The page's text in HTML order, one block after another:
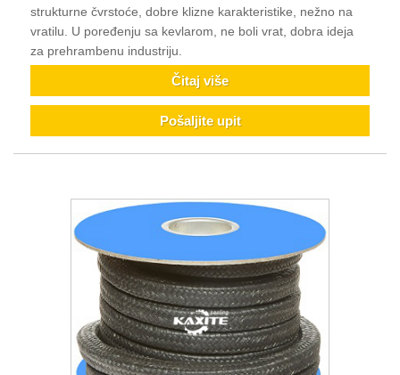
strukturne čvrstoće, dobre klizne karakteristike, nežno na
vratilu. U poređenju sa kevlarom, ne boli vrat, dobra ideja
za prehrambenu industriju.
Čitaj više
Pošaljite upit